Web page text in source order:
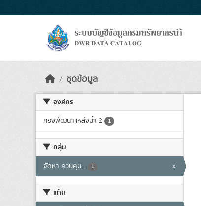
ชุดข้อมูล
องค์กร
กองพัฒนาแหล่งน้ำ 2 1
กลุ่ม
จัดหา ควบคุม... 1 x
แท็ค